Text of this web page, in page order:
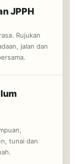
JPPH
Rujukan
jalan dan
tunai dan